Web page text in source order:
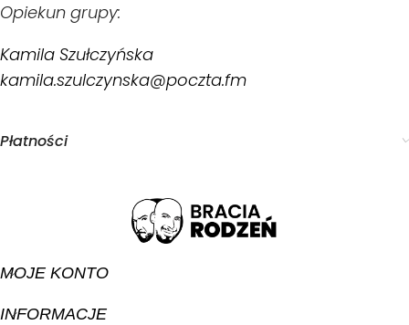
Opiekun grupy:
Kamila Szułczyńska
kamila.szulczynska@poczta.fm
Płatności
MOJE KONTO
INFORMACJE